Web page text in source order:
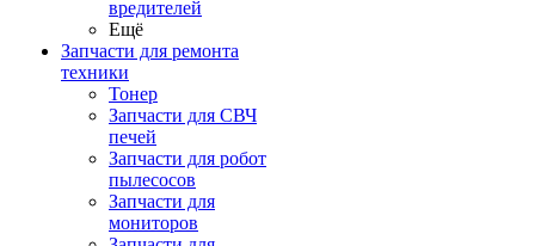
вредителей
Ещё
Запчасти для ремонта
техники
Тонер
Запчасти для СВЧ
печей
Запчасти для робот
пылесосов
Запчасти для
мониторов